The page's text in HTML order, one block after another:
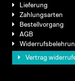
Lieferung
Zahlungsarten
Bestellvorgang
AGB
Vertrag